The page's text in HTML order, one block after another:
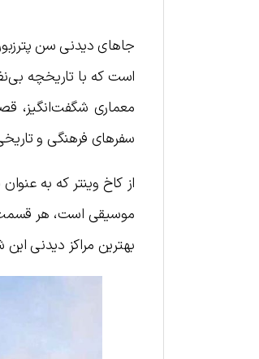
جاهای دیدنی سن
است که با تاریخچه
معماری شگفت‌انگیز،
سفرهای فرهنگی و
از کاخ وینتر که به
موسیقی است، هر قسمت
بهترین مراکز دیدنی این